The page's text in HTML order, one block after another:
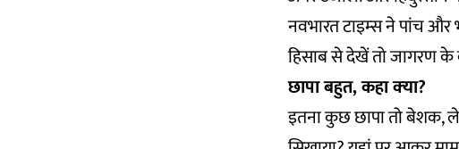
नवभारत टाइम्‍स ने पांच और
हिसाब से देखें तो जागरण के
छापा बहुत, कहा क्‍या?
इतना कुछ छापा तो बेशक,